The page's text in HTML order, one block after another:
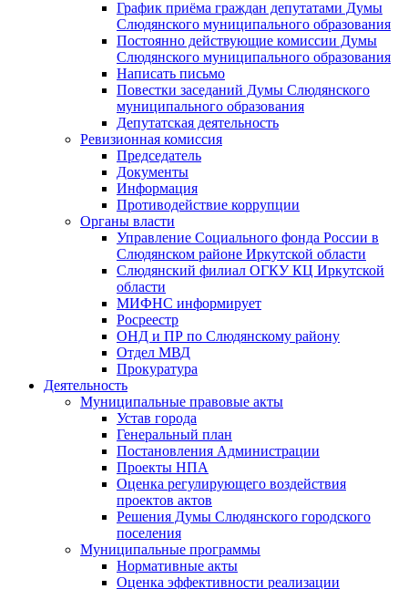
График приёма граждан депутатами Думы
Слюдянского муниципального образования
Постоянно действующие комиссии Думы
Слюдянского муниципального образования
Написать письмо
Повестки заседаний Думы Слюдянского
муниципального образования
Депутатская деятельность
Ревизионная комиссия
Председатель
Документы
Информация
Противодействие коррупции
Органы власти
Управление Социального фонда России в
Слюдянском районе Иркутской области
Слюдянский филиал ОГКУ КЦ Иркутской
области
МИФНС информирует
Росреестр
ОНД и ПР по Слюдянскому району
Отдел МВД
Прокуратура
Деятельность
Муниципальные правовые акты
Устав города
Генеральный план
Постановления Администрации
Проекты НПА
Оценка регулирующего воздействия
проектов актов
Решения Думы Слюдянского городского
поселения
Муниципальные программы
Нормативные акты
Оценка эффективности реализации